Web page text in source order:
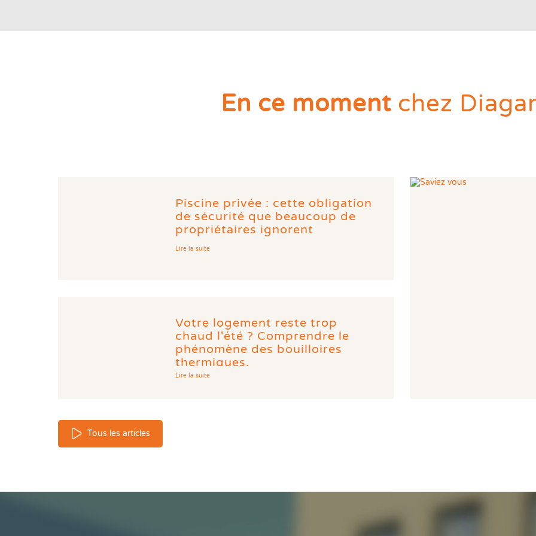
En ce momentchez
Piscine privée : cette obligation
de sécurité que beaucoup de
propriétaires ignorent
Lire la suite
Votre logement reste trop
chaud l'été ? Comprendre le
phénomène des bouilloires
thermiques.
Lire la suite
Tous les articles